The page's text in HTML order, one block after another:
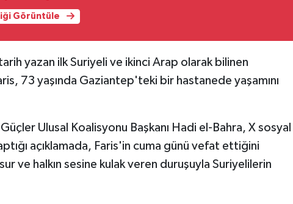
Görüntüle
yazan ilk Suriyeli ve ikinci Arap olarak bilinen
73 yaşında Gaziantep'teki bir hastanede yaşamını
Ulusal Koalisyonu Başkanı Hadi el-Bahra, X sosyal
açıklamada, Faris'in cuma günü vefat ettiğini
ve halkın sesine kulak veren duruşuyla Suriyelilerin